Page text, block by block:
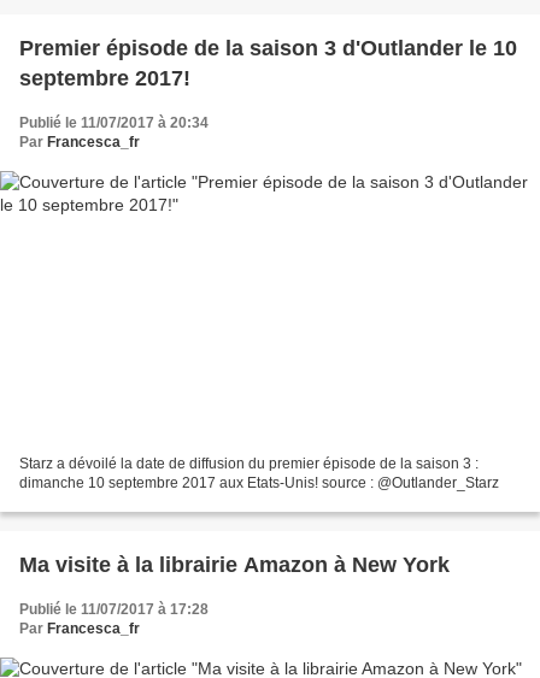
Premier épisode de la saison 3 d'Outlander le 10
septembre 2017!
Publié le 11/07/2017 à 20:34
Par Francesca_fr
Starz a dévoilé la date de diffusion du premier épisode de la saison 3 :
dimanche 10 septembre 2017 aux Etats-Unis! source : @Outlander_Starz
Ma visite à la librairie Amazon à New York
Publié le 11/07/2017 à 17:28
Par Francesca_fr